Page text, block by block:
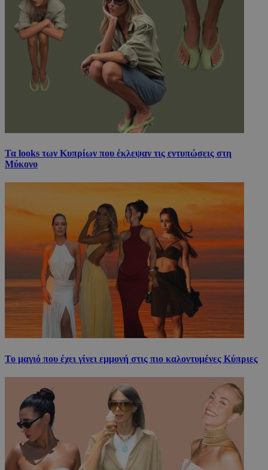
Τα looks των Κυπρίων που έκλεψαν τις εντυπώσεις στη
Μύκονο
Το μαγιό που έχει γίνει εμμονή στις πιο καλοντυμένες Κύπριες